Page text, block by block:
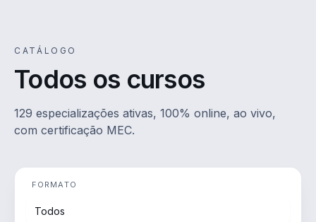
CATÁLOGO
Todos os cursos
129 especializações ativas, 100% online, ao vivo,
com certificação MEC.
FORMATO
Todos